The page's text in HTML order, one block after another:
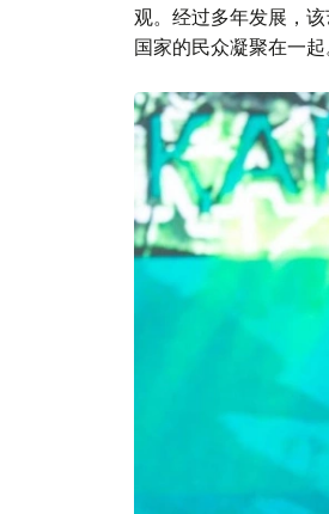
观。经过多年发展，
国家的民众凝聚在一起